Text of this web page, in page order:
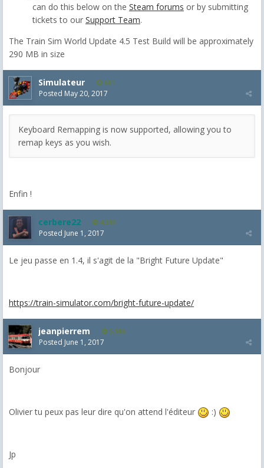
can do this below on the Steam forums or by submitting
tickets to our Support Team.
The Train Sim World Update 4.5 Test Build will be approximately
290 MB in size
Simulateur 681
Posted May 20, 2017
Keyboard Remapping is now supported, allowing you to
remap keys as you wish.
Enfin !
cerbere22 4,385
Posted June 1, 2017
Le jeu passe en 1.4, il s'agit de la "Bright Future Update"
https://train-simulator.com/bright-future-update/
jeanpierrem 5,986
Posted June 1, 2017
Bonjour
Olivier tu peux pas leur dire qu'on attend l'éditeur :)
Jp